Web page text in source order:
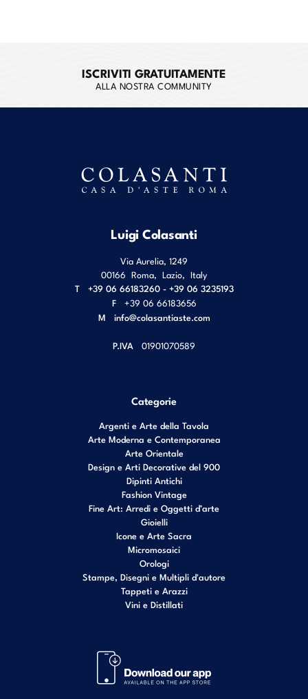
ISCRIVITI GRATUITAMENTE
ALLA NOSTRA COMMUNITY
Luigi Colasanti
Via Aurelia, 1249
00166 Roma Lazio Italy
T
+39 06 66183260 - +39 06 3235193
F
+39 06 66183656
M info@colasantiaste.com
P.IVA 01901070589
Categorie
Argenti e Arte della Tavola
Arte Moderna e Contemporanea
Arte Orientale
Design e Arti Decorative del 900
Dipinti Antichi
Fashion Vintage
Fine Art: Arredi e Oggetti d’arte
Gioielli
Icone e Arte Sacra
Micromosaici
Orologi
Stampe, Disegni e Multipli d'autore
Tappeti e Arazzi
Vini e Distillati